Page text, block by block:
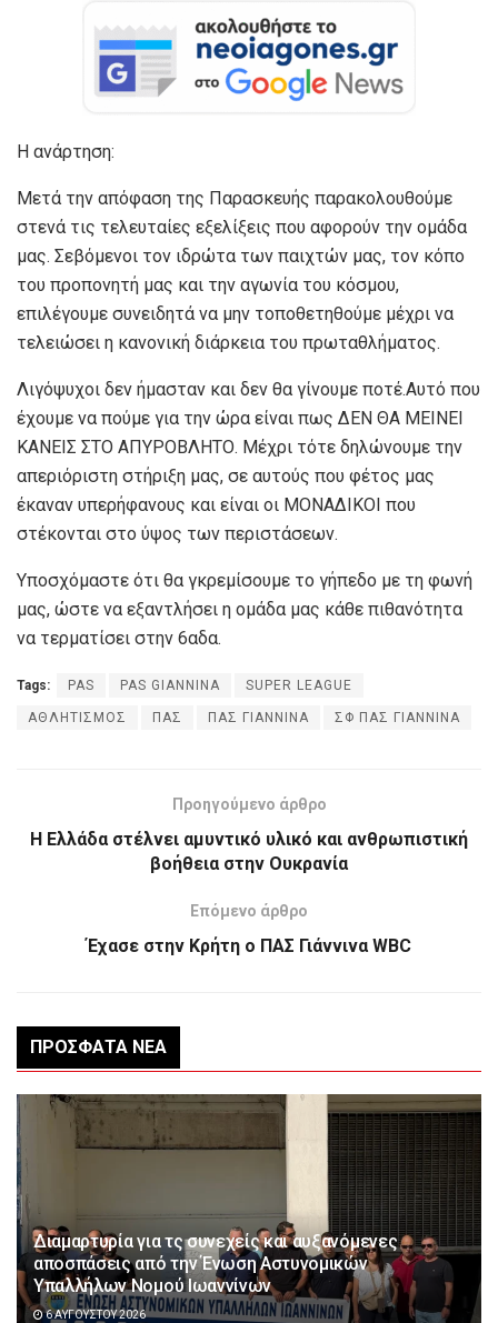
Η ανάρτηση:
Μετά την απόφαση της Παρασκευής παρακολουθούμε
στενά τις τελευταίες εξελίξεις που αφορούν την ομάδα
μας. Σεβόμενοι τον ιδρώτα των παιχτών μας, τον κόπο
του προπονητή μας και την αγωνία του κόσμου,
επιλέγουμε συνειδητά να μην τοποθετηθούμε μέχρι να
τελειώσει η κανονική διάρκεια του πρωταθλήματος.
Λιγόψυχοι δεν ήμασταν και δεν θα γίνουμε ποτέ.Αυτό που
έχουμε να πούμε για την ώρα είναι πως ΔΕΝ ΘΑ ΜΕΙΝΕΙ
ΚΑΝΕΙΣ ΣΤΟ ΑΠΥΡΟΒΛΗΤΟ. Μέχρι τότε δηλώνουμε την
απεριόριστη στήριξη μας, σε αυτούς που φέτος μας
έκαναν υπερήφανους και είναι οι ΜΟΝΑΔΙΚΟΙ που
στέκονται στο ύψος των περιστάσεων.
Υποσχόμαστε ότι θα γκρεμίσουμε το γήπεδο με τη φωνή
μας, ώστε να εξαντλήσει η ομάδα μας κάθε πιθανότητα
να τερματίσει στην 6αδα.
Tags: PAS PAS GIANNINA SUPER LEAGUE
ΑΘΛΗΤΙΣΜΟΣ ΠΑΣ ΠΑΣ ΓΙΑΝΝΙΝΑ ΣΦ ΠΑΣ ΓΙΑΝΝΙΝΑ
Προηγούμενο άρθρο
Η Ελλάδα στέλνει αμυντικό υλικό και ανθρωπιστική
βοήθεια στην Ουκρανία
Επόμενο άρθρο
Έχασε στην Κρήτη ο ΠΑΣ Γιάννινα WBC
ΠΡΌΣΦΑΤΑ ΝΈΑ
Διαμαρτυρία για τς συνεχείς και αυξανόμενες
αποσπάσεις από την Ένωση Αστυνομικών
Υπαλλήλων Νομού Ιωαννίνων
6 ΑΥΓΟΎΣΤΟΥ 2026